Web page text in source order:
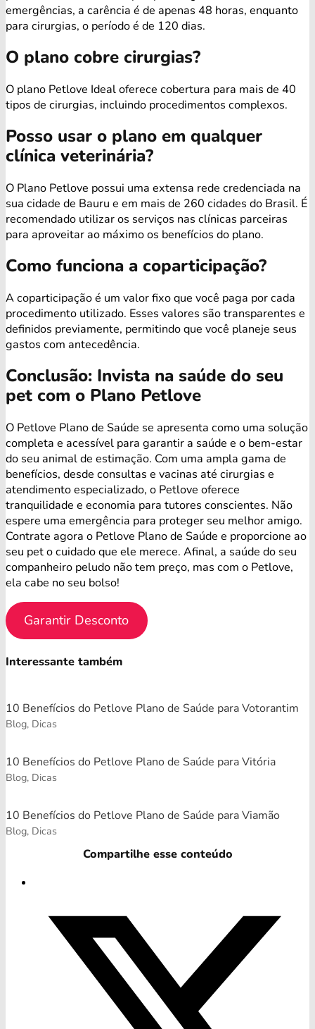
emergências, a carência é de apenas 48 horas, enquanto
para cirurgias, o período é de 120 dias.
O plano cobre cirurgias?
O plano Petlove Ideal oferece cobertura para mais de 40
tipos de cirurgias, incluindo procedimentos complexos.
Posso usar o plano em qualquer
clínica veterinária?
O Plano Petlove possui uma extensa rede credenciada na
sua cidade de Bauru e em mais de 260 cidades do Brasil. É
recomendado utilizar os serviços nas clínicas parceiras
para aproveitar ao máximo os benefícios do plano.
Como funciona a coparticipação?
A coparticipação é um valor fixo que você paga por cada
procedimento utilizado. Esses valores são transparentes e
definidos previamente, permitindo que você planeje seus
gastos com antecedência.
Conclusão: Invista na saúde do seu
pet com o Plano Petlove
O Petlove Plano de Saúde se apresenta como uma solução
completa e acessível para garantir a saúde e o bem-estar
do seu animal de estimação. Com uma ampla gama de
benefícios, desde consultas e vacinas até cirurgias e
atendimento especializado, o Petlove oferece
tranquilidade e economia para tutores conscientes. Não
espere uma emergência para proteger seu melhor amigo.
Contrate agora o Petlove Plano de Saúde e proporcione ao
seu pet o cuidado que ele merece. Afinal, a saúde do seu
companheiro peludo não tem preço, mas com o Petlove,
ela cabe no seu bolso!
Garantir Desconto
Interessante também
10 Benefícios do Petlove Plano de Saúde para Votorantim
Blog, Dicas
10 Benefícios do Petlove Plano de Saúde para Vitória
Blog, Dicas
10 Benefícios do Petlove Plano de Saúde para Viamão
Blog, Dicas
Compartilhe esse conteúdo